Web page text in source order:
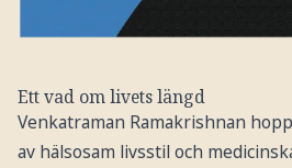
Ett vad om livets längd
Venkatraman Ramakrishnan
av hälsosam livsstil och